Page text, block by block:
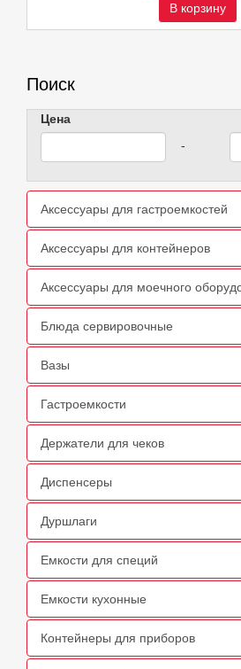
В корзину
Поиск
Цена
-
Аксессуары для гастроемкостей
Аксессуары для контейнеров
Аксессуары для моечного
Блюда сервировочные
Вазы
Гастроемкости
Держатели для чеков
Диспенсеры
Дуршлаги
Емкости для специй
Емкости кухонные
Контейнеры для приборов